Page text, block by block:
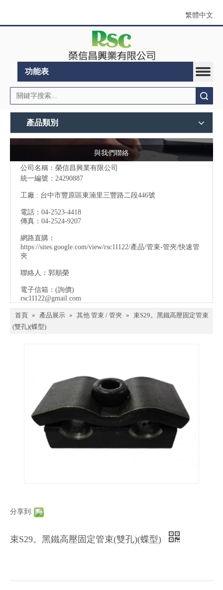
繁體中文
功能表
產品類別
與我們聯絡
公司名稱：榮信昌興業有限公司
統一編號：24290887
工廠 : 台中市豐原區東湳里三豐路二段446號
電話：04-2523-4418
傳真：04-2524-9207
網路直購：
https://sites.google.com/view/rsc11122/產品/管束-管夾/快速管
夾
聯絡人：郭順榮
電子信箱： (詢價)
rsc11122@gmail.com
首頁 » 產品展示 » 其他 管束 / 管夾 »
束S29。黑鐵高壓固定管束
(雙孔)(蝶型)
分享到:
束S29。黑鐵高壓固定管束(雙孔)(蝶型)